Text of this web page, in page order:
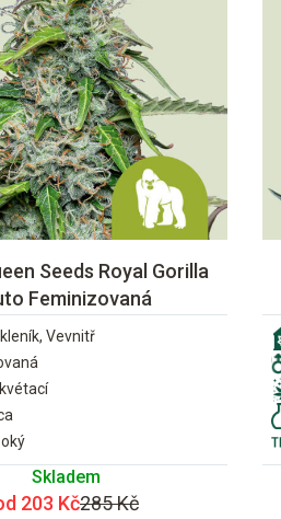
Seeds Royal Gorilla
Feminizovaná
Vevnitř
Skladem
203 Kč285 Kč